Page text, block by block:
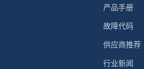
产品手册
故障代码
供应商推荐
行业新闻